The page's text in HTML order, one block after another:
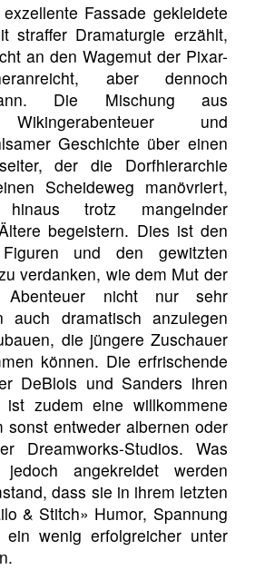
Fassade gekleidete
straffer Dramaturgie erzählt,
an den Wagemut der Pixar-
aber dennoch
Die Mischung aus
Wikingerabenteuer und
Geschichte über einen
der die Dorfhierarchie
Scheideweg manövriert,
trotz mangelnder
begeistern. Dies ist den
Figuren und den gewitzten
verdanken, wie dem Mut der
Abenteuer nicht nur sehr
auch dramatisch anzulegen
die jüngere Zuschauer
können. Die erfrischende
DeBlois und Sanders ihren
ist zudem eine willkommene
sonst entweder albernen oder
Dreamworks-Studios. Was
angekreidet werden
dass sie in ihrem letzten
& Stitch» Humor, Spannung
wenig erfolgreicher unter